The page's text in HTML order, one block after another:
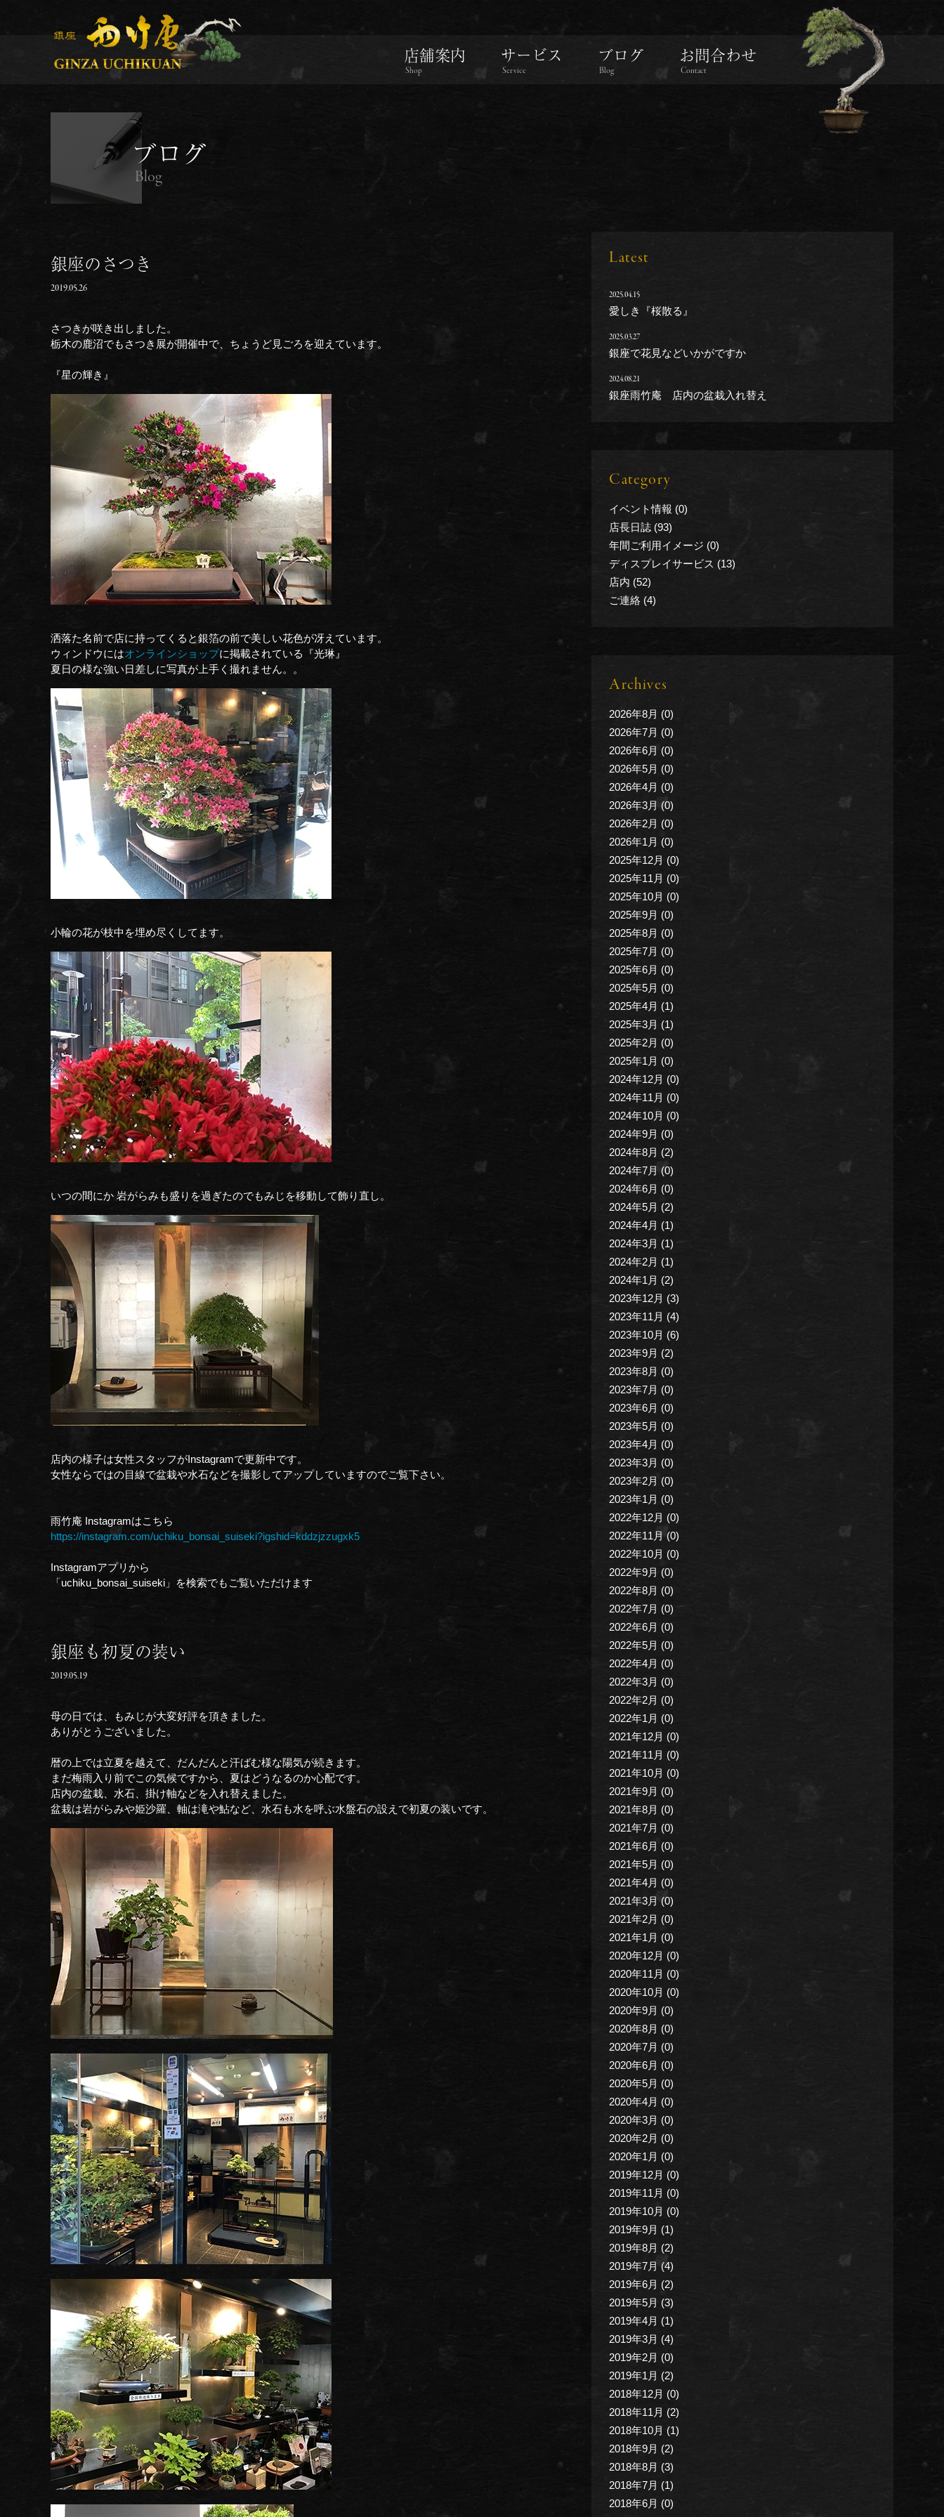
店舗案内
Shop
サービス
Service
ブログ
Blog
お問合わせ
Contact
ブログ
Blog
Latest
2025.04.15
愛しき『桜散る』
2025.03.27
銀座で花見などいかがですか
2024.08.21
銀座雨竹庵 店内の盆栽入れ替え
Category
イベント情報 (0)
店長日誌 (93)
年間ご利用イメージ (0)
ディスプレイサービス (13)
店内 (52)
ご連絡 (4)
Archives
2026年8月 (0)
2026年7月 (0)
2026年6月 (0)
2026年5月 (0)
2026年4月 (0)
2026年3月 (0)
2026年2月 (0)
2026年1月 (0)
2025年12月 (0)
2025年11月 (0)
2025年10月 (0)
2025年9月 (0)
2025年8月 (0)
2025年7月 (0)
2025年6月 (0)
2025年5月 (0)
2025年4月 (1)
2025年3月 (1)
2025年2月 (0)
2025年1月 (0)
2024年12月 (0)
2024年11月 (0)
2024年10月 (0)
2024年9月 (0)
2024年8月 (2)
2024年7月 (0)
2024年6月 (0)
2024年5月 (2)
2024年4月 (1)
2024年3月 (1)
2024年2月 (1)
2024年1月 (2)
2023年12月 (3)
2023年11月 (4)
2023年10月 (6)
2023年9月 (2)
2023年8月 (0)
2023年7月 (0)
2023年6月 (0)
2023年5月 (0)
2023年4月 (0)
2023年3月 (0)
2023年2月 (0)
2023年1月 (0)
2022年12月 (0)
2022年11月 (0)
2022年10月 (0)
2022年9月 (0)
2022年8月 (0)
2022年7月 (0)
2022年6月 (0)
2022年5月 (0)
2022年4月 (0)
2022年3月 (0)
2022年2月 (0)
2022年1月 (0)
2021年12月 (0)
2021年11月 (0)
2021年10月 (0)
2021年9月 (0)
2021年8月 (0)
2021年7月 (0)
2021年6月 (0)
2021年5月 (0)
2021年4月 (0)
2021年3月 (0)
2021年2月 (0)
2021年1月 (0)
2020年12月 (0)
2020年11月 (0)
2020年10月 (0)
2020年9月 (0)
2020年8月 (0)
2020年7月 (0)
2020年6月 (0)
2020年5月 (0)
2020年4月 (0)
2020年3月 (0)
2020年2月 (0)
2020年1月 (0)
2019年12月 (0)
2019年11月 (0)
2019年10月 (0)
2019年9月 (1)
2019年8月 (2)
2019年7月 (4)
2019年6月 (2)
2019年5月 (3)
2019年4月 (1)
2019年3月 (4)
2019年2月 (0)
2019年1月 (2)
2018年12月 (0)
2018年11月 (2)
2018年10月 (1)
2018年9月 (2)
2018年8月 (3)
2018年7月 (1)
2018年6月 (0)
銀座のさつき
2019.05.26
さつきが咲き出しました。
栃木の鹿沼でもさつき展が開催中で、ちょうど見ごろを迎えています。
『星の輝き』
洒落た名前で店に持ってくると銀箔の前で美しい花色が冴えています。
ウィンドウにはオンラインショップに掲載されている『光琳』
夏日の様な強い日差しに写真が上手く撮れません。。
小輪の花が枝中を埋め尽くしてます。
いつの間にか 岩がらみも盛りを過ぎたのでもみじを移動して飾り直し。
店内の様子は女性スタッフがInstagramで更新中です。
女性ならではの目線で盆栽や水石などを撮影してアップしていますのでご覧下さい。
雨竹庵 Instagramはこちら
https://instagram.com/uchiku_bonsai_suiseki?igshid=kddzjzzugxk5
Instagramアプリから
「uchiku_bonsai_suiseki」を検索でもご覧いただけます
銀座も初夏の装い
2019.05.19
母の日では、もみじが大変好評を頂きました。
ありがとうございました。
暦の上では立夏を越えて、だんだんと汗ばむ様な陽気が続きます。
まだ梅雨入り前でこの気候ですから、夏はどうなるのか心配です。
店内の盆栽、水石、掛け軸などを入れ替えました。
盆栽は岩がらみや姫沙羅、軸は滝や鮎など、水石も水を呼ぶ水盤石の設えで初夏の装いです。